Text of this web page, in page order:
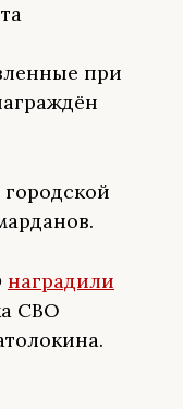
при
наградили
СВО